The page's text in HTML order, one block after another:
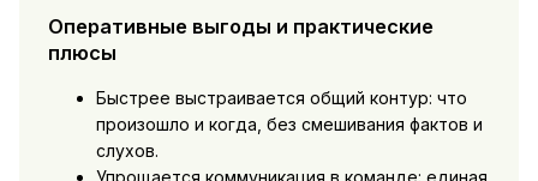
Оперативные выгоды и практические
плюсы
Быстрее выстраивается общий контур: что
произошло и когда, без смешивания фактов и
слухов.